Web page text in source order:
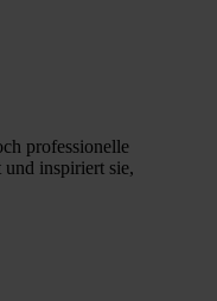
professionelle
inspiriert sie,